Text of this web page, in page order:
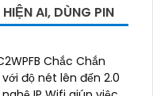
AI, DÙNG PIN
Chắc Chắn
độ nét lên đến 2.0